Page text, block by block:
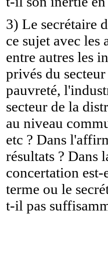
3) Le secrétaire
ce sujet avec les
entre autres les
privés du
pauvreté,
secteur de la
au niveau
etc ? Dans
résultats ? Dans
concertation
terme ou le
t-il pas